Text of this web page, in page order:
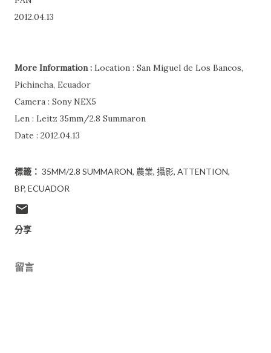
2012.04.13
More Information : Location : San Miguel de Los Bancos,
Pichincha, Ecuador
Camera : Sony NEX5
Len : Leitz 35mm/2.8 Summaron
Date : 2012.04.13
標籤： 35MM/2.8 SUMMARON 農業 攝影 ATTENTION
BP ECUADOR
分享
留言